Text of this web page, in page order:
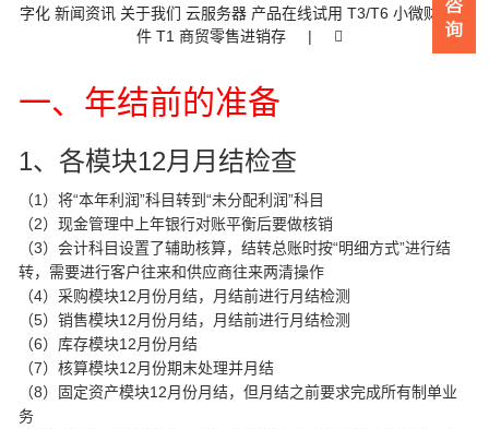
字化 新闻资讯 关于我们 云服务器 产品在线试用 T3/T6 小微财务软
件 T1 商贸零售进销存 |
一、年结前的准备
1、各模块12月月结检查
（1）将“本年利润”科目转到“未分配利润”科目
（2）现金管理中上年银行对账平衡后要做核销
（3）会计科目设置了辅助核算，结转总账时按“明细方式”进行结
转，需要进行客户往来和供应商往来两清操作
（4）采购模块12月份月结，月结前进行月结检测
（5）销售模块12月份月结，月结前进行月结检测
（6）库存模块12月份月结
（7）核算模块12月份期末处理并月结
（8）固定资产模块12月份月结，但月结之前要求完成所有制单业
务